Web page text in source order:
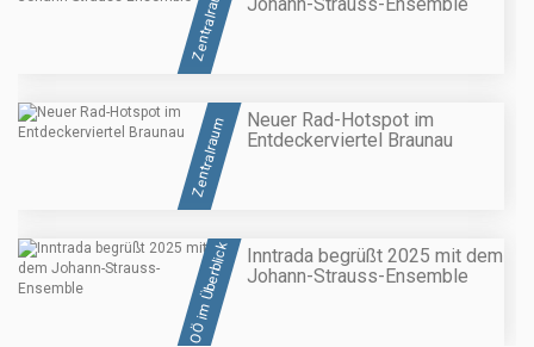
Zentralraum
Zentralraum
Neuer Rad-Hotspot im
Entdeckerviertel Braunau
OÖ im Überblick
Inntrada begrüßt 2025 mit dem
Johann-Strauss-Ensemble